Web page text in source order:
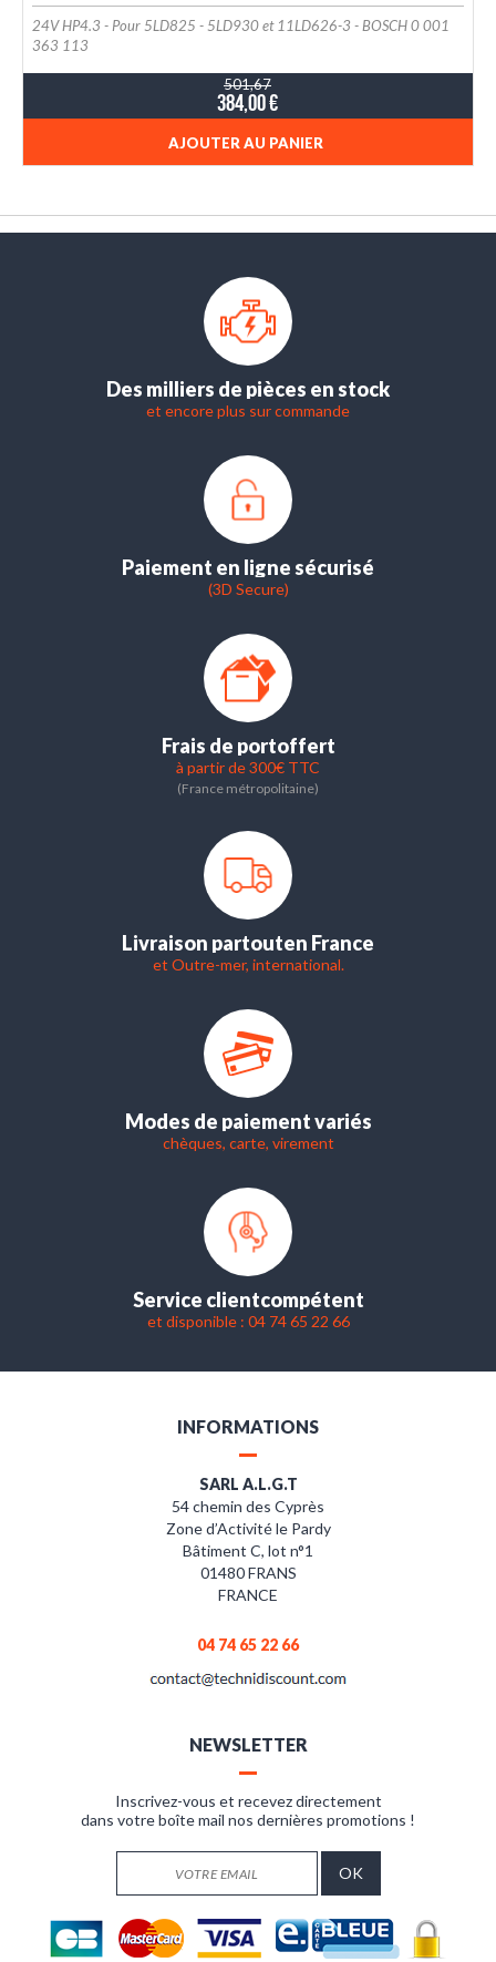
24V HP4.3 - Pour 5LD825 - 5LD930 et 11LD626-3 - BOSCH 0 001
363 113
501,67
384,00 €
AJOUTER AU PANIER
Des milliers de pièces en stock
et encore plus sur commande
Paiement en ligne sécurisé
(3D Secure)
Frais de portoffert
à partir de 300€ TTC
(France métropolitaine)
Livraison partouten France
et Outre-mer, international.
Modes de paiement variés
chèques, carte, virement
Service clientcompétent
et disponible : 04 74 65 22 66
INFORMATIONS
SARL A.L.G.T
54 chemin des Cyprès
Zone d’Activité le Pardy
Bâtiment C, lot n°1
01480 FRANS
FRANCE
04 74 65 22 66
NEWSLETTER
Inscrivez-vous et recevez directement
dans votre boîte mail nos dernières promotions !